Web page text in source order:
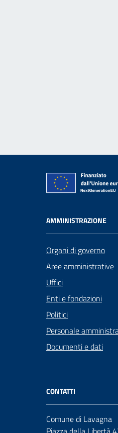
AMMINISTRAZIONE
Organi di governo
Aree amministrative
Uffici
Enti e fondazioni
Politici
Personale
Documenti e dati
CONTATTI
Comune di Lavagna